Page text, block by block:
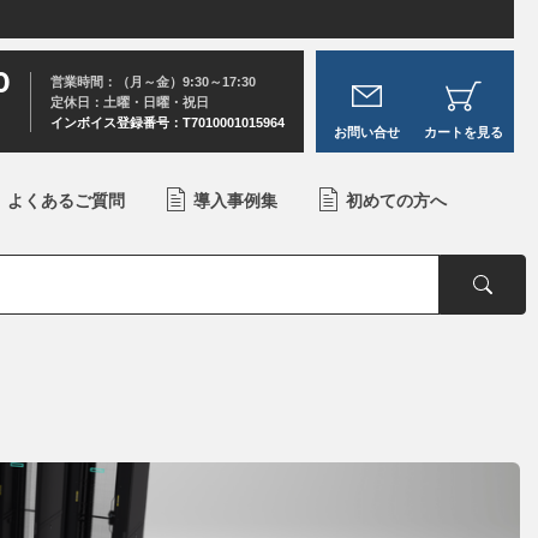
営業時間：（月～金）9:30～17:30
定休日：土曜・日曜・祝日
インボイス登録番号：T7010001015964
お問い合せ カートを見る
よくあるご質問 導入事例集 初めての方へ